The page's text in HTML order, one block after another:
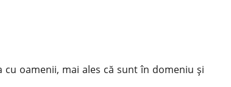
cu oamenii, mai ales că sunt în domeniu și